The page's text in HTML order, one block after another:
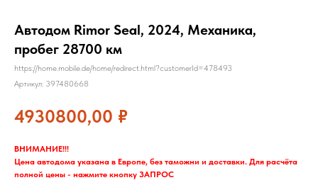
Автодом Rimor Seal, 2024, Механика,
пробег 28700 км
https://home.mobile.de/home/redirect.html?customerId=478493
Артикул: 397480668
4930800,00 ₽
ВНИМАНИЕ!!!
Цена автодома указана в Европе, без таможни и доставки. Для расчёта
полной цены - нажмите кнопку ЗАПРОС